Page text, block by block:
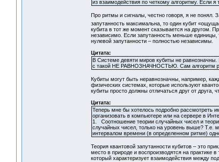
из взаимодействия по четкому алгоритму. Если я
Про ритмы и сигналы, честно говоря, я не понял.
запутанность максимальна, то один кубит
кубита в тот же момент сказывается на другом.
независимо. Если запутанность меньше единицы,
нулевой запутанности – полностью независимы.
Цитата:
В Системе девяти миров кубиты не
с такой НЕ РАВНОЗНАЧНОСТЬЮ. Сам алгоритм
Кубиты могут быть неравнозначны, например,
физических системах, которые используют
кубиты просто должны отличаться друг от друга,
Цитата:
Теперь мне бы хотелось подробно рассмотреть
организовать в компьютере или на сервере в
1. Соотношение теории случайных чисел и
случайных чисел, только на уровень выше? Т.е.
интервалом времени (в определенном ритме)
Теория квантовой запутанности кубитов – это
место в природе и воспроизводятся на практике
который характеризует взаимодействия между